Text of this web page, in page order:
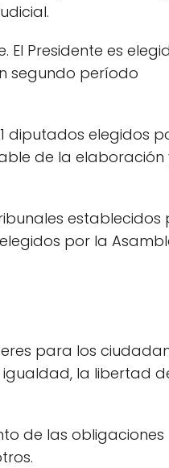
El Presidente es
segundo período
diputados elegidos
de la elaboración
establecidos
por la
para los
la libertad
de las obligaciones